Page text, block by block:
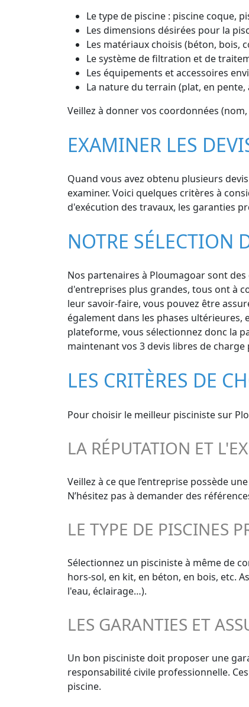
Le type de piscine : piscine coque,
Les dimensions désirées pour la
Les matériaux choisis (béton, bois,
Le système de filtration et de
Les équipements et accessoires
La nature du terrain (plat, en pente,
Veillez à donner vos coordonnées
EXAMINER LES
Quand vous avez obtenu plusieurs
examiner. Voici quelques critères à
d'exécution des travaux, les garanties
NOTRE SÉLECTION
Nos partenaires à Ploumagoar sont
d'entreprises plus grandes, tous ont à
leur savoir-faire, vous pouvez être
également dans les phases
plateforme, vous sélectionnez donc la
maintenant vos 3 devis libres de
LES CRITÈRES DE
Pour choisir le meilleur pisciniste sur
LA RÉPUTATION ET
Veillez à ce que l’entreprise possède
N’hésitez pas à demander des
LE TYPE DE PISCINES
Sélectionnez un pisciniste à même de
hors-sol, en kit, en béton, en bois, etc.
l'eau, éclairage…).
LES GARANTIES ET
Un bon pisciniste doit proposer une
responsabilité civile professionnelle.
piscine.